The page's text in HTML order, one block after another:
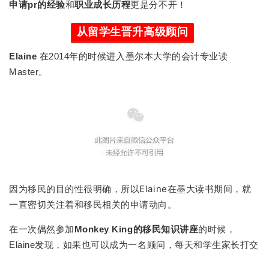
申请pr的经验和职业成长历程更是分不开！
从留学生晋升高级顾问
Elaine 在2014年的时候进入墨尔本大学的会计专业读
Master。
因为移民的目的性很明确，所以Elaine在墨大读书期间，就
一直密切关注着和移民相关的申请动向。
在一次偶然参加Monkey King的移民知识讲座的时候，
Elaine发现，如果也可以成为一名顾问，每天和学生家长打交